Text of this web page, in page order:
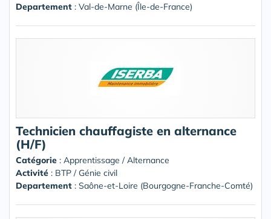
Departement : Val-de-Marne (Île-de-France)
Technicien chauffagiste en alternance
(H/F)
Catégorie : Apprentissage / Alternance
Activité : BTP / Génie civil
Departement : Saône-et-Loire (Bourgogne-Franche-Comté)